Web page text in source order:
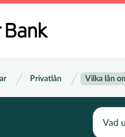
Privatlån Vilka lån
Search